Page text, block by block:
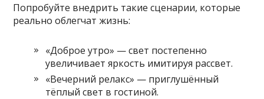
Попробуйте внедрить такие сценарии, которые
реально облегчат жизнь:
«Доброе утро» — свет постепенно
увеличивает яркость имитируя рассвет.
«Вечерний релакс» — приглушённый
тёплый свет в гостиной.